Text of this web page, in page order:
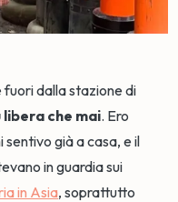
dalla stazione di
libera che mai. Ero
già a casa, e il
in guardia sui
in Asia, soprattutto